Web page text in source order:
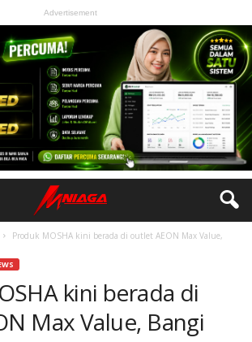
Advertisement
Produk MOSHA kini berada di outlet AEON Max Value,
kini berada di
Max Value, Bangi